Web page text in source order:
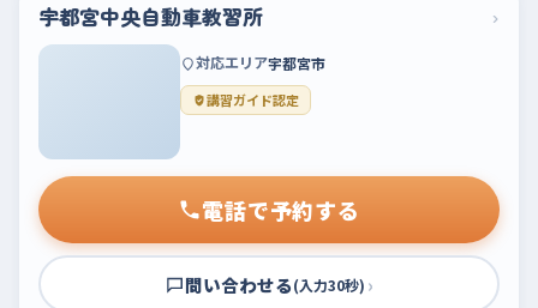
宇都宮中央自動車教習所 ›
対応エリア宇都宮市
講習ガイド認定
電話で予約する
問い合わせる(入力30秒) ›